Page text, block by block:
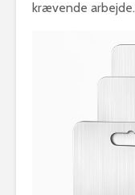
krævende arbejde.